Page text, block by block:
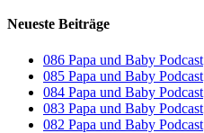
Neueste Beiträge
086 Papa und Baby Podcast
085 Papa und Baby Podcast
084 Papa und Baby Podcast
083 Papa und Baby Podcast
082 Papa und Baby Podcast